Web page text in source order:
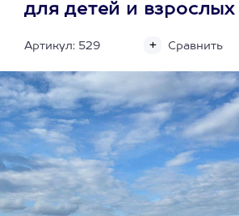
для детей и
Артикул: 529 Сравнить